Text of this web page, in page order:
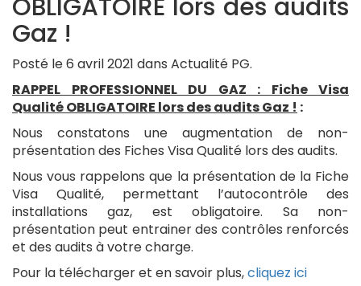
OBLIGATOIRE lors des audits
Gaz !
Posté le 6 avril 2021 dans Actualité PG.
RAPPEL PROFESSIONNEL DU GAZ : Fiche Visa
Qualité OBLIGATOIRE lors des audits Gaz ! :
Nous constatons une augmentation de non-
présentation des Fiches Visa Qualité lors des audits.
Nous vous rappelons que la présentation de la Fiche
Visa Qualité, permettant l’autocontrôle des
installations gaz, est obligatoire. Sa non-
présentation peut entrainer des contrôles renforcés
et des audits à votre charge.
Pour la télécharger et en savoir plus,cliquez ici